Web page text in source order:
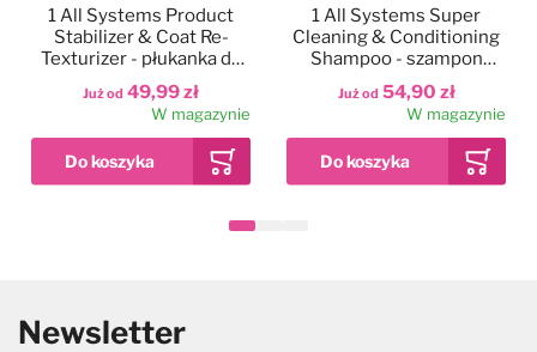
Już od 49,99 zł
1 All Systems Product
Stabilizer & Coat Re-
Texturizer - płukanka do
oczyszczenia i regeneracji
sierści
W magazynie
Już od 54,90 zł
1 All Systems Super
Cleaning & Conditioning
Shampoo - szampon
wzmacniający sierść dla
szczeniąt i psów
wrażliwychW magazynie
Newsletter